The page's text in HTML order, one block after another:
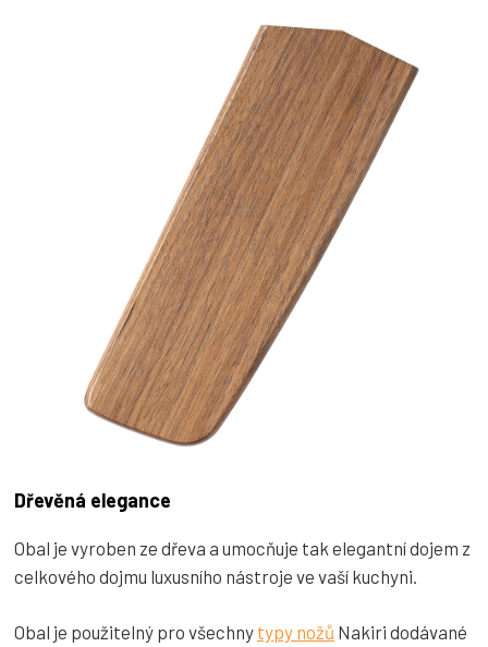
Dřevěná elegance
Obal je vyroben ze dřeva a umocňuje tak elegantní dojem z
celkového dojmu luxusního nástroje ve vaší kuchyni.
Obal je použitelný pro všechny typy nožů Nakiri dodávané